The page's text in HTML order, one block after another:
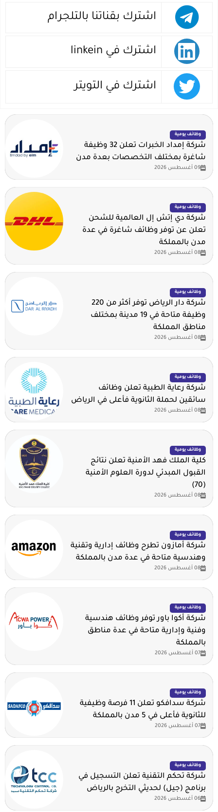
اشترك بقناتنا بالتلجرام
اشترك في linkein
اشترك في التويتر
وظائف يومية
شركة إمداد الخبرات تعلن 32 وظيفة
شاغرة بمختلف التخصصات بعدة مدن
09 أغسطس 2026
وظائف يومية
شركة دي إتش إل العالمية للشحن
تعلن عن توفر وظائف شاغرة في عدة
مدن بالمملكة
08 أغسطس 2026
وظائف يومية
شركة دار الرياض توفر أكثر من 220
وظيفة متاحة في 19 مدينة بمختلف
مناطق المملكة
08 أغسطس 2026
وظائف يومية
شركة رعاية الطبية تعلن وظائف
سائقين لحملة الثانوية فأعلى في الرياض
08 أغسطس 2026
وظائف يومية
كلية الملك فهد الأمنية تعلن نتائج
القبول المبدئي لدورة العلوم الأمنية
(70)
08 أغسطس 2026
وظائف يومية
شركة أمازون تطرح وظائف إدارية وتقنية
وهندسية متاحة في عدة مدن بالمملكة
08 أغسطس 2026
وظائف يومية
شركة أكوا باور توفر وظائف هندسية
وفنية وإدارية متاحة في عدة مناطق
بالمملكة
07 أغسطس 2026
وظائف يومية
شركة سدافكو تعلن 11 فرصة وظيفية
للثانوية فأعلى في 5 مدن بالمملكة
07 أغسطس 2026
وظائف يومية
شركة تحكم التقنية تعلن التسجيل في
برنامج (جيل) لحديثي التخرج بالرياض
06 أغسطس 2026